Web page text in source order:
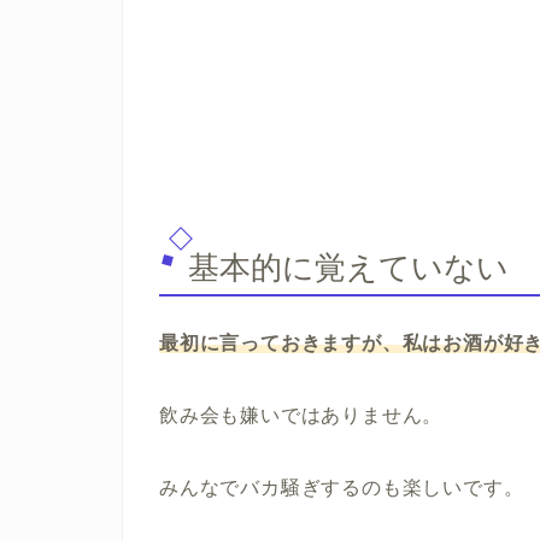
基本的に覚えていない
最初に言っておきますが、私はお酒が好
飲み会も嫌いではありません。
みんなでバカ騒ぎするのも楽しいです。